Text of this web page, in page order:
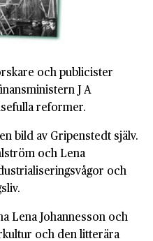
och publicister
J A
reformer.
bild av Gripenstedt själv.
och Lena
och
Lena Johannesson och
och den litterära